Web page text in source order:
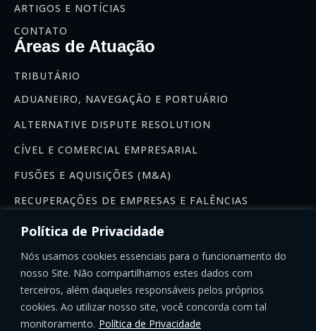
Política de Privacidade
Nós usamos cookies essenciais para o funcionamento do
nosso Site. Não compartilhamos estes dados com
terceiros, além daqueles responsáveis pelos próprios
cookies. Ao utilizar nosso site, você concorda com tal
monitoramento. Política de Privacidade
ARTIGOS E NOTÍCIAS
CONTATO
Áreas de Atuação
TRIBUTÁRIO
ADUANEIRO, NAVEGAÇÃO E PORTUÁRIO
ALTERNATIVE DISPUTE RESOLUTION
CÍVEL E COMERCIAL EMPRESARIAL
FUSÕES E AQUISIÇÕES (M&A)
RECUPERAÇÕES DE EMPRESAS E FALÊNCIAS
Se inscreva na nossa newsletter:
INSCREVER-SE